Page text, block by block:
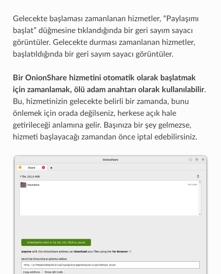
Gelecekte başlaması zamanlanan hizmetler, “Paylaşımı
başlat” düğmesine tıklandığında bir geri sayım sayacı
görüntüler. Gelecekte durması zamanlanan hizmetler,
başlatıldığında bir geri sayım sayacı görüntüler.
Bir OnionShare hizmetini otomatik olarak başlatmak
için zamanlamak, ölü adam anahtarı olarak kullanılabilir.
Bu, hizmetinizin gelecekte belirli bir zamanda, bunu
önlemek için orada değilseniz, herkese açık hale
getirileceği anlamına gelir. Başınıza bir şey gelmezse,
hizmeti başlayacağı zamandan önce iptal edebilirsiniz.